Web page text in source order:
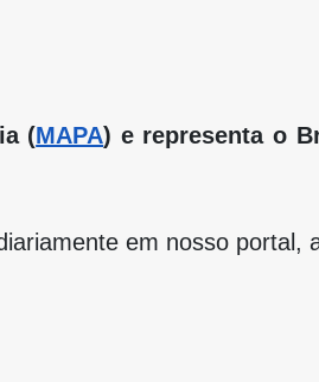
(MAPA) e representa o
em nosso portal,